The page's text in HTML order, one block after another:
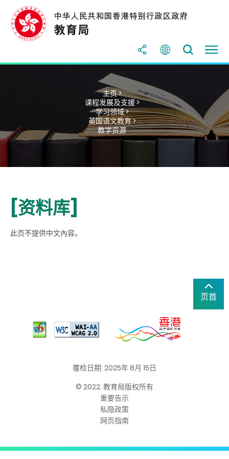
主页 >
课程发展及支援 >
学习领域 >
英国语文教育 >
教学资源
[资料库]
此页不提供中文內容。
页首
覆检日期: 2025年 8月 15日
© 2022. 教育局版权所有
重要告示
私隐政策
网页指南